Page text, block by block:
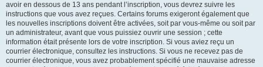
avoir en dessous de 13 ans pendant l’inscription, vous devrez suivre les
instructions que vous avez reçues. Certains forums exigeront également que
les nouvelles inscriptions doivent être activées, soit par vous-même ou soit par
un administrateur, avant que vous puissiez ouvrir une session ; cette
information était présente lors de votre inscription. Si vous aviez reçu un
courrier électronique, consultez les instructions. Si vous ne recevez pas de
courrier électronique, vous avez probablement spécifié une mauvaise adresse